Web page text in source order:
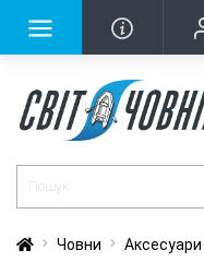
Човни Аксесуари